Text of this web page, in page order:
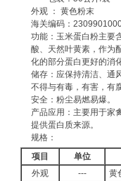
外观 ： 黄色粉末
海关编码：
功能：玉米蛋白粉主要
酸、天然叶黄素，作为
化的部分蛋白更好的消
储存：应保持清洁、通
不得与有毒，有害，有
安全：粉尘易燃易爆。
产品应用：主要用于家
提供蛋白质来源。
规格：
项目
单位
外观
---
黄